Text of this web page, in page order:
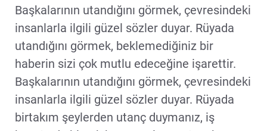
Başkalarının utandığını görmek, çevresindeki
insanlarla ilgili güzel sözler duyar. Rüyada
utandığını görmek, beklemediğiniz bir
haberin sizi çok mutlu edeceğine işarettir.
Başkalarının utandığını görmek, çevresindeki
insanlarla ilgili güzel sözler duyar. Rüyada
birtakım şeylerden utanç duymanız, iş